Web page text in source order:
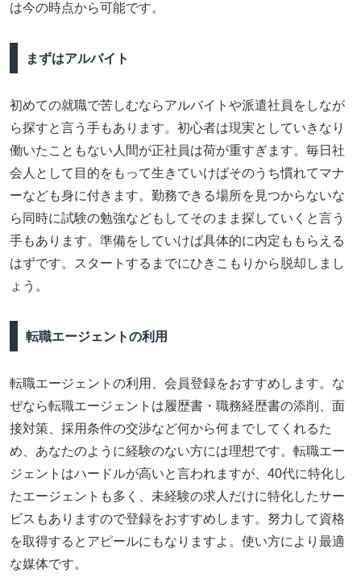
は今の時点から可能です。
まずはアルバイト
初めての就職で苦しむならアルバイトや派遣社員をしなが
ら探すと言う手もあります。初心者は現実としていきなり
働いたこともない人間が正社員は荷が重すぎます。毎日社
会人として目的をもって生きていけばそのうち慣れてマナ
ーなども身に付きます。勤務できる場所を見つからないな
ら同時に試験の勉強などもしてそのまま探していくと言う
手もあります。準備をしていけば具体的に内定ももらえる
はずです。スタートするまでにひきこもりから脱却しまし
ょう。
転職エージェントの利用
転職エージェントの利用、会員登録をおすすめします。な
ぜなら転職エージェントは履歴書・職務経歴書の添削、面
接対策、採用条件の交渉など何から何までしてくれるた
め、あなたのように経験のない方には理想です。転職エー
ジェントはハードルが高いと言われますが、40代に特化し
たエージェントも多く、未経験の求人だけに特化したサー
ビスもありますので登録をおすすめします。努力して資格
を取得するとアピールにもなりますよ。使い方により最適
な媒体です。